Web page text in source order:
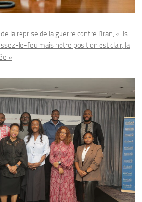
la reprise de la guerre contre l’Iran, « Ils
le-feu mais notre position est clair, la
»